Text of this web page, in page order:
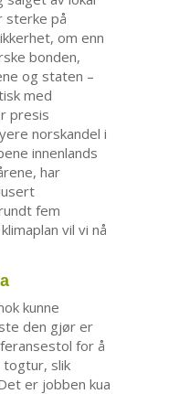
sterke på
om enn
bonden,
og staten –
med
presis
norskandel i
innenlands
har
fem
vil vi nå
kunne
den gjør er
for å
slik
er jobben kua